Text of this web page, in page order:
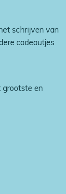
schrijven van
cadeautjes
en